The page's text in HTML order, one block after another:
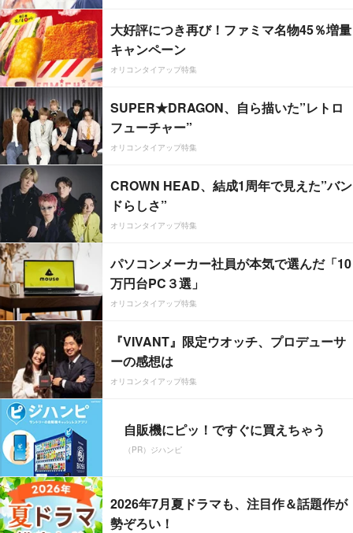
大好評につき再び！ファミマ名物45％増量
キャンペーン
オリコンタイアップ特集
SUPER★DRAGON、自ら描いた”レトロ
フューチャー”
オリコンタイアップ特集
CROWN HEAD、結成1周年で見えた”バン
ドらしさ”
オリコンタイアップ特集
パソコンメーカー社員が本気で選んだ「10
万円台PC３選」
オリコンタイアップ特集
『VIVANT』限定ウオッチ、プロデューサ
ーの感想は
オリコンタイアップ特集
自販機にピッ！ですぐに買えちゃう
（PR）ジハンピ
2026年7月夏ドラマも、注目作＆話題作が
勢ぞろい！